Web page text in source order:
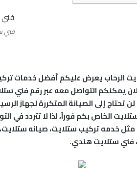
فني
الرحاب يعرض عليكم أفضل خدمات
يمكنكم التواصل معه عبر رقم فني
تحتاج إلى الصيانة المتكررة لجهاز
الخاص بكم فوراً، لذا لا تتردد
مثل خدمه تركيب ستلايت، صيانه
فني ستلايت هندي.